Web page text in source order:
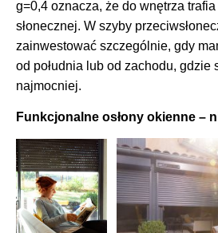
g=0,4 oznacza, że do wnętrza
słonecznej. W szyby
zainwestować szczególnie, gdy
od południa lub od zachodu, gdzie
najmocniej.
Funkcjonalne osłony okienne –